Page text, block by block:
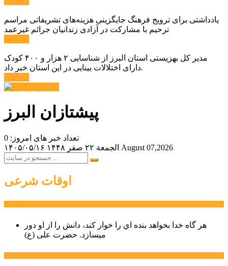
یادداشتی برای ترویج فرهنگ جایگزینی هزینه‌های تشریفاتی مراسم
ترحیم با مشارکت در آزادی زندانیان جرائم غیرعمد
مدیر کل بهزیستی استان البرز از شناسایی ۲ هزار و ۴۰۰ کودک
دارای اختلالات بینایی در این استان خبر داد.
پیشتازان البرز
تعداد خبر های امروز: 0
۱۴۰۵/۰۵/۱۶
الجمعة ۲۲ صفر ۱۴۴۸ August 07,2026
اوقات شرعی
هر گاه خدا بخواهد بنده اي را خوار كند، دانش را از او دور
میسازد. حضرت علی (ع)